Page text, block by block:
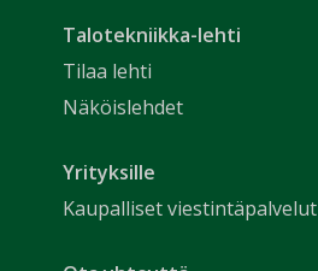
Talotekniikka-lehti
Tilaa lehti
Näköislehdet
Yrityksille
Kaupalliset viestintäpalvelut